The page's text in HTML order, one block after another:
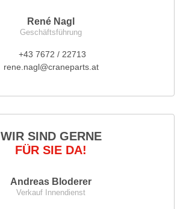
René Nagl
Geschäftsführung
+43 7672 / 22713
rene.nagl@craneparts.at
WIR SIND GERNE
FÜR SIE DA!
Andreas Bloderer
Verkauf Innendienst